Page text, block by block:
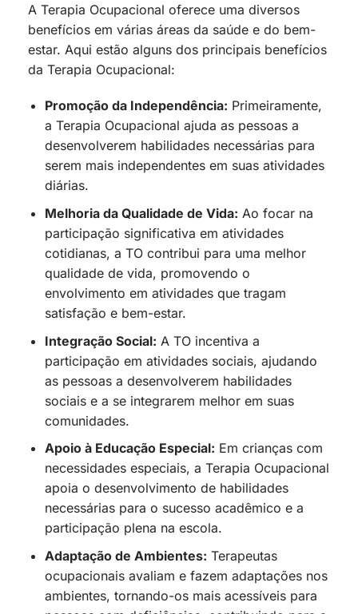
A Terapia Ocupacional oferece uma diversos
benefícios em várias áreas da saúde e do bem-
estar. Aqui estão alguns dos principais benefícios
da Terapia Ocupacional:
Promoção da Independência: Primeiramente,
a Terapia Ocupacional ajuda as pessoas a
desenvolverem habilidades necessárias para
serem mais independentes em suas atividades
diárias.
Melhoria da Qualidade de Vida: Ao focar na
participação significativa em atividades
cotidianas, a TO contribui para uma melhor
qualidade de vida, promovendo o
envolvimento em atividades que tragam
satisfação e bem-estar.
Integração Social: A TO incentiva a
participação em atividades sociais, ajudando
as pessoas a desenvolverem habilidades
sociais e a se integrarem melhor em suas
comunidades.
Apoio à Educação Especial: Em crianças com
necessidades especiais, a Terapia Ocupacional
apoia o desenvolvimento de habilidades
necessárias para o sucesso acadêmico e a
participação plena na escola.
Adaptação de Ambientes: Terapeutas
ocupacionais avaliam e fazem adaptações nos
ambientes, tornando-os mais acessíveis para